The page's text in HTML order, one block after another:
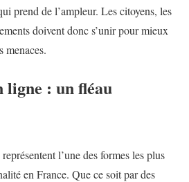
prend de l’ampleur. Les citoyens, les
doivent donc s’unir pour mieux
menaces.
ligne : un fléau
l’une des formes les plus
en France. Que ce soit par des